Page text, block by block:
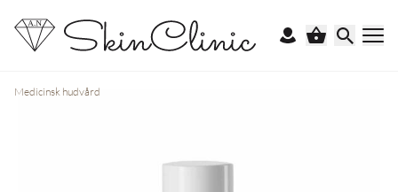
Medicinsk hudvård